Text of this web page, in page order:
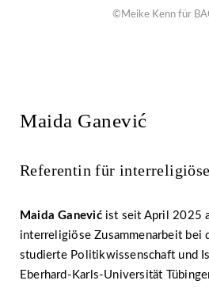
©Meike Kenn für
Maida Ganević
Referentin für
Maida Ganevićist seit April 2025
interreligiöse Zusammenarbeit bei
studierte Politikwissenschaft und
Eberhard-Karls-Universität